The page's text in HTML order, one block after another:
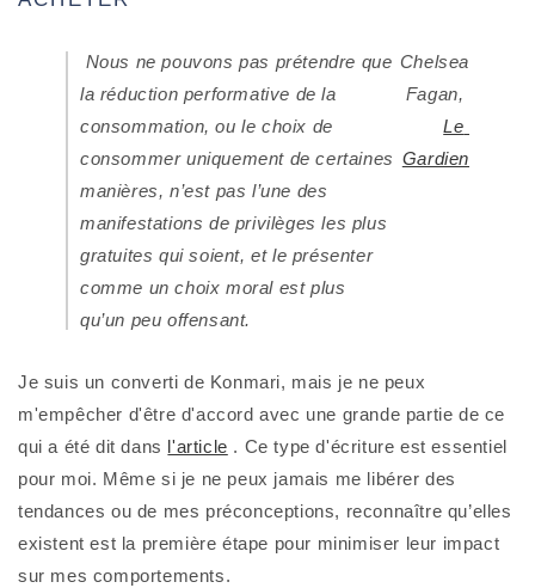
la réduction performative de la
consommation, ou le choix de
consommer uniquement de certaines
manières, n’est pas l’une des
manifestations de privilèges les plus
gratuites qui soient, et le présenter
comme un choix moral est plus
qu’un peu offensant.
Chelsea
Fagan,
Le
Gardien
Je suis un converti de Konmari, mais je ne peux
m'empêcher d'être d'accord avec une grande partie de ce
qui a été dit dans l'article . Ce type d'écriture est essentiel
pour moi. Même si je ne peux jamais me libérer des
tendances ou de mes préconceptions, reconnaître qu’elles
existent est la première étape pour minimiser leur impact
sur mes comportements.